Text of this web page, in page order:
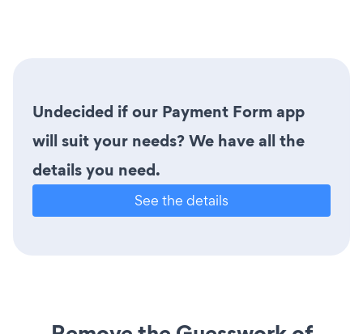
Undecided if our Payment Form app
will suit your needs? We have all the
details you need.
See the details